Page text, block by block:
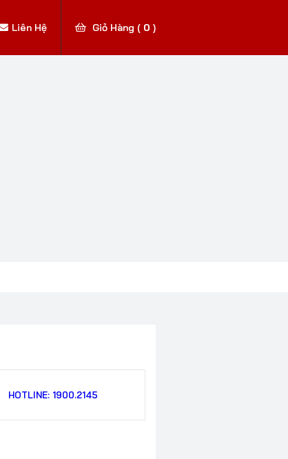
Liên Hệ Giỏ Hàng ( 0 )
HOTLINE: 1900.2145